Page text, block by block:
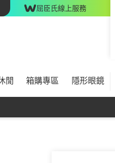
屈臣氏線上服務
閒 箱購專區 隱形眼鏡